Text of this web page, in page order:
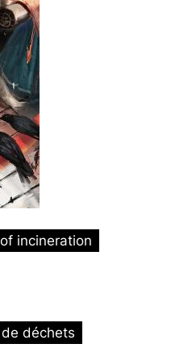
incineration
déchets